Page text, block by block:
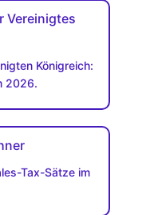
Vereinigtes
Königreich:
2026.
Tax-Sätze im